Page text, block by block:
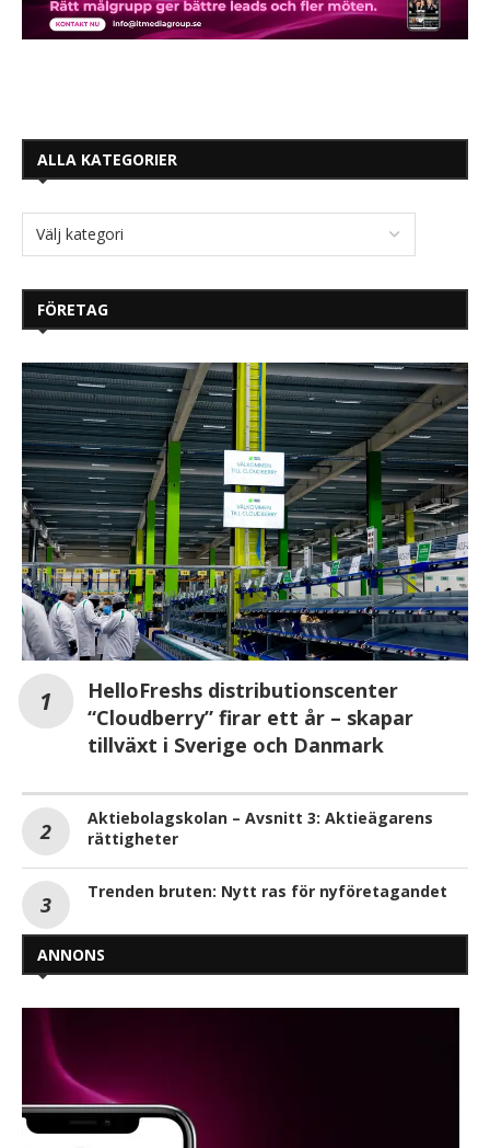
ALLA KATEGORIER
FÖRETAG
HelloFreshs distributionscenter
“Cloudberry” firar ett år – skapar
tillväxt i Sverige och Danmark
Aktiebolagskolan – Avsnitt 3: Aktieägarens
rättigheter
Trenden bruten: Nytt ras för nyföretagandet
ANNONS